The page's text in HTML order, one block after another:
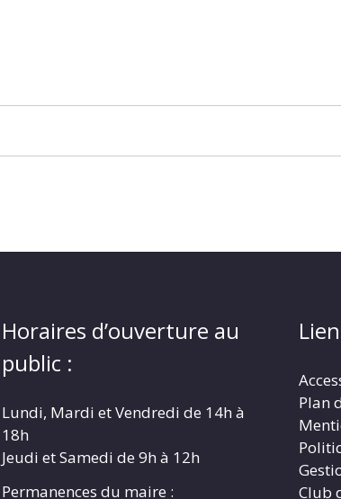
Horaires d’ouverture au
public :
Lundi, Mardi et Vendredi de 14h à
18h
Jeudi et Samedi de 9h à 12h
Permanences du maire :
Plan
Club